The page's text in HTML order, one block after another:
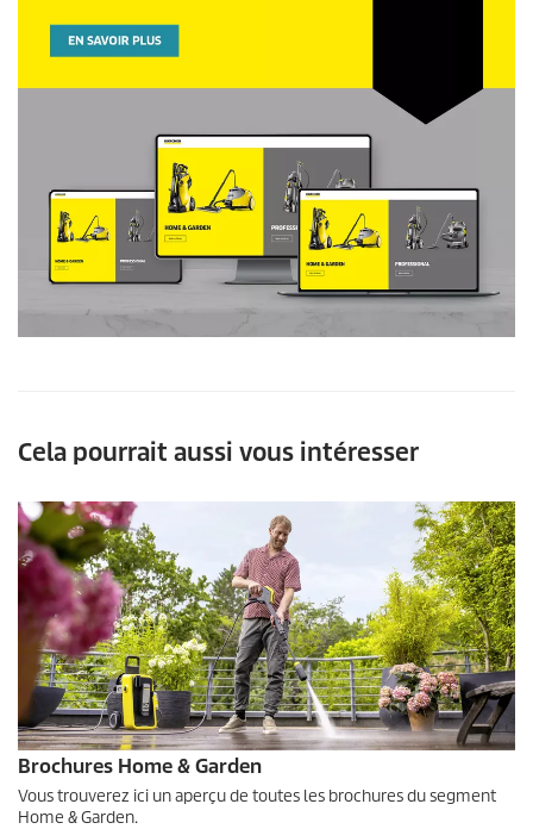
Cela pourrait aussi vous intéresser
Brochures Home & Garden
Vous trouverez ici un aperçu de toutes les brochures du segment
Home & Garden.